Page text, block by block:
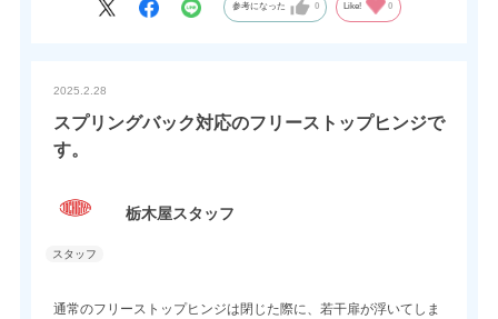
参考になった 0 Like! 0
2025.2.28
スプリングバック対応のフリーストップヒンジで
す。
栃木屋スタッフ
通常のフリーストップヒンジは閉じた際に、若干扉が浮いてしま